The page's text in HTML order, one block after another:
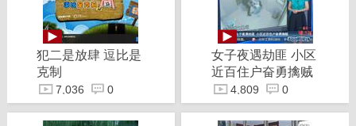
犯二是放肆 逗比是
克制
7,036 0
女子夜遇劫匪 小区
近百住户奋勇擒贼
4,809 0